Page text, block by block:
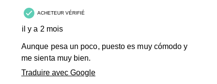
ACHETEUR VÉRIFIÉ
il y a 2 mois
Aunque pesa un poco, puesto es muy cómodo y
me sienta muy bien.
Traduire avec Google